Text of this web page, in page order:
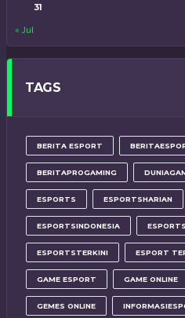
31
« Jul
TAGS
BERITA ESPORT
BERITAPROGAMING
ESPORTS ESPORTSHARIAN
ESPORTSINDONESIA
ESPORTSTERKINI ESPORT
GAME ESPORT GAME ONLINE
GEMES ONLINE